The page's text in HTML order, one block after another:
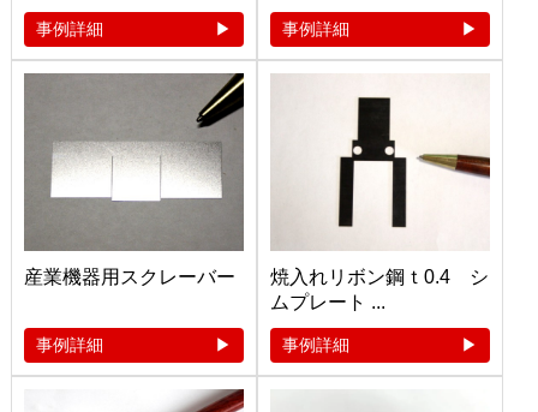
事例詳細 事例詳細
産業機器用スクレーバー
事例詳細
焼入れリボン鋼ｔ0.4 シ
ムプレート ...
事例詳細